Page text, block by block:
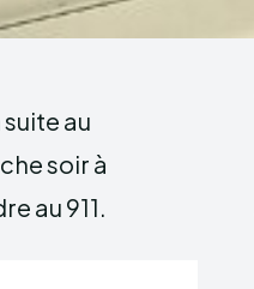
au
soir à
au 911.